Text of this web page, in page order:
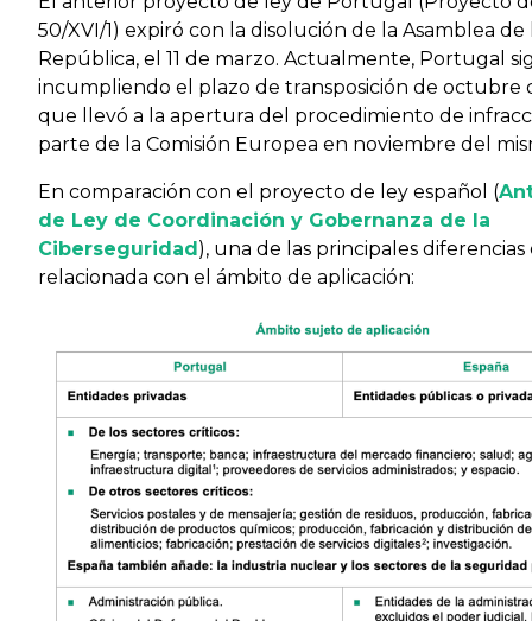
50/XVI/1) expiró con la disolución de la Asamblea de
República, el 11 de marzo. Actualmente, Portugal
incumpliendo el plazo de transposición de octubre
que llevó a la apertura del procedimiento de
parte de la Comisión Europea en noviembre del
En comparación con el proyecto de ley español (
de Ley de Coordinación y Gobernanza de la
Ciberseguridad ), una de las principales diferencias
relacionada con el ámbito de aplicación: